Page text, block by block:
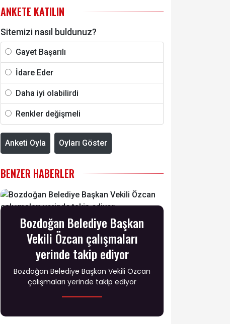
ANKETE KATILIN
Sitemizi nasıl buldunuz?
Gayet Başarılı
İdare Eder
Daha iyi olabilirdi
Renkler değişmeli
Anketi Oyla Oyları Göster
BENZER HABERLER
Bozdoğan Belediye Başkan
Vekili Özcan çalışmaları
yerinde takip ediyor
Bozdoğan Belediye Başkan Vekili Özcan
çalışmaları yerinde takip ediyor